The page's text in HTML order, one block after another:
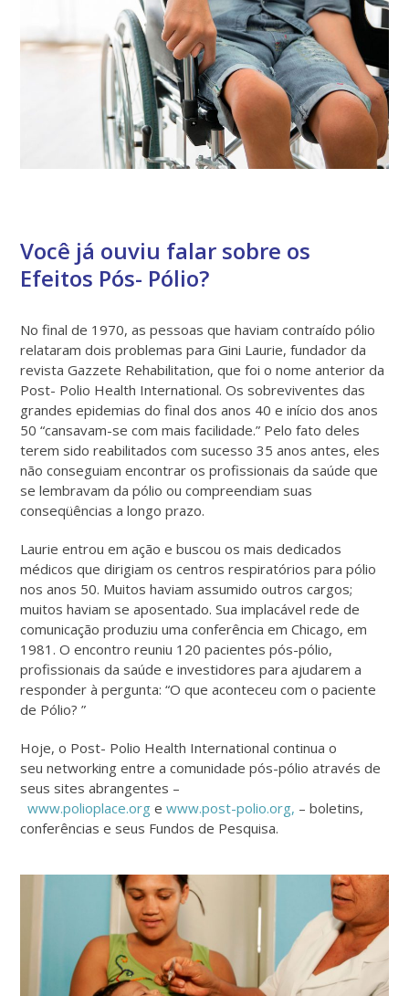
Você já ouviu falar sobre os
Efeitos Pós- Pólio?
No final de 1970, as pessoas que haviam contraído pólio
relataram dois problemas para Gini Laurie, fundador da
revista Gazzete Rehabilitation, que foi o nome anterior da
Post- Polio Health International. Os sobreviventes das
grandes epidemias do final dos anos 40 e início dos anos
50 “cansavam-se com mais facilidade.” Pelo fato deles
terem sido reabilitados com sucesso 35 anos antes, eles
não conseguiam encontrar os profissionais da saúde que
se lembravam da pólio ou compreendiam suas
conseqüências a longo prazo.
Laurie entrou em ação e buscou os mais dedicados
médicos que dirigiam os centros respiratórios para pólio
nos anos 50. Muitos haviam assumido outros cargos;
muitos haviam se aposentado. Sua implacável rede de
comunicação produziu uma conferência em Chicago, em
1981. O encontro reuniu 120 pacientes pós-pólio,
profissionais da saúde e investidores para ajudarem a
responder à pergunta: “O que aconteceu com o paciente
de Pólio? ”
Hoje, o Post- Polio Health International continua o
seu networking entre a comunidade pós-pólio através de
seus sites abrangentes –
www.polioplace.orgewww.post-polio.org, – boletins,
conferências e seus Fundos de Pesquisa.